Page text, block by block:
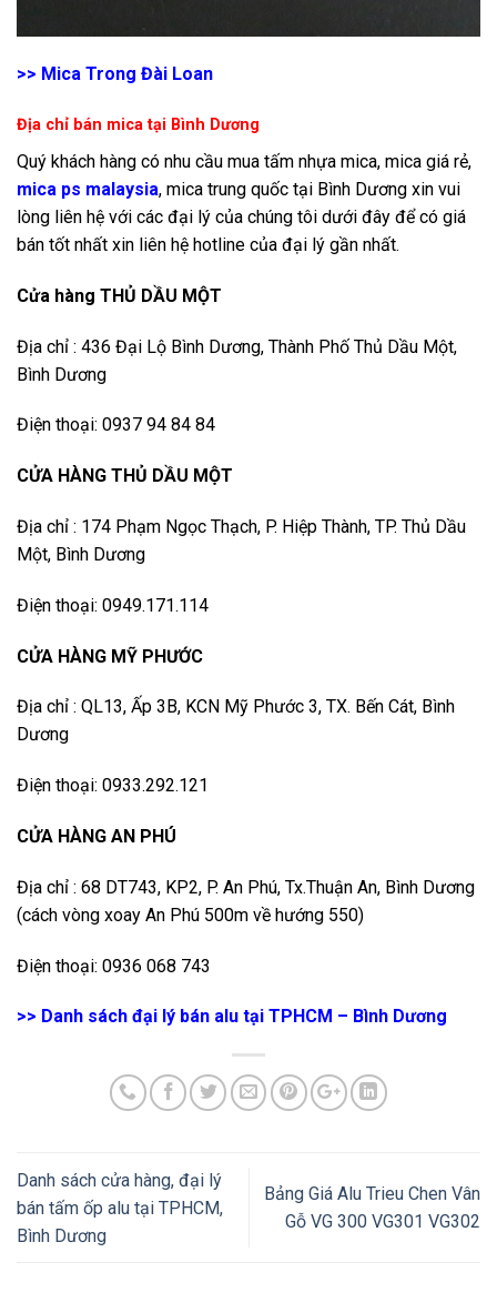
>> Mica Trong Đài Loan
Địa chỉ bán mica tại Bình Dương
Quý khách hàng có nhu cầu mua tấm nhựa mica, mica giá rẻ,
mica ps malaysia, mica trung quốc tại Bình Dương xin vui
lòng liên hệ với các đại lý của chúng tôi dưới đây để có giá
bán tốt nhất xin liên hệ hotline của đại lý gần nhất.
Cửa hàng THỦ DẦU MỘT
Địa chỉ : 436 Đại Lộ Bình Dương, Thành Phố Thủ Dầu Một,
Bình Dương
Điện thoại: 0937 94 84 84
CỬA HÀNG THỦ DẦU MỘT
Địa chỉ : 174 Phạm Ngọc Thạch, P. Hiệp Thành, TP. Thủ Dầu
Một, Bình Dương
Điện thoại: 0949.171.114
CỬA HÀNG MỸ PHƯỚC
Địa chỉ : QL13, Ấp 3B, KCN Mỹ Phước 3, TX. Bến Cát, Bình
Dương
Điện thoại: 0933.292.121
CỬA HÀNG AN PHÚ
Địa chỉ : 68 DT743, KP2, P. An Phú, Tx.Thuận An, Bình Dương
(cách vòng xoay An Phú 500m về hướng 550)
Điện thoại: 0936 068 743
>> Danh sách đại lý bán alu tại TPHCM – Bình Dương
Danh sách cửa hàng, đại lý
bán tấm ốp alu tại TPHCM,
Bình Dương
Bảng Giá Alu Trieu Chen Vân
Gỗ VG 300 VG301 VG302